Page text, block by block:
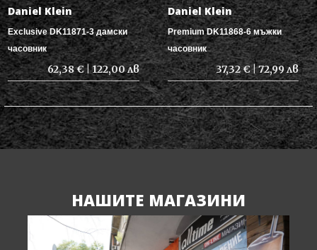
Daniel Klein
Exclusive DK11871-3 дамски
часовник
62,38 € | 122,00 лв
Daniel Klein
Premium DK11868-6 мъжки
часовник
37,32 € | 72,99 лв
НАШИТЕ МАГАЗИНИ